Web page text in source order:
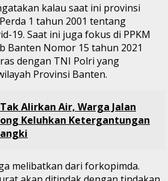
kalau saat ini provinsi
1 tahun 2001 tentang
19. Saat ini juga fokus di PPKM
Banten Nomor 15 tahun 2021
dengan TNI Polri yang
Provinsi Banten.
Tak Alirkan Air, Warga Jalan
Keluhkan Ketergantungan
melibatkan dari forkopimda.